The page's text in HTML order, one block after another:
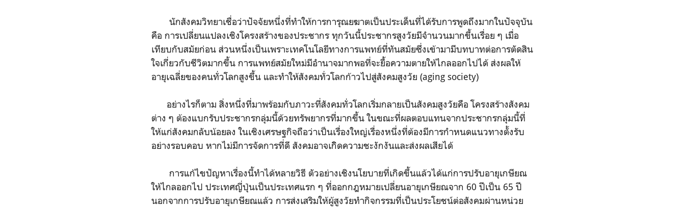
นักสังคมวิทยาเชื่อว่าปัจจัยหนึ่งที่ทำให้การการุณยฆาตเป็นประเด็นที่ได้รับการพูดถึงมากในปัจจุบัน
คือ การเปลี่ยนแปลงเชิงโครงสร้างของประชากร ทุกวันนี้ประชากรสูงวัยมีจำนวนมากขึ้นเรื่อย ๆ เมื่อ
เทียบกับสมัยก่อน ส่วนหนึ่งเป็นเพราะเทคโนโลยีทางการแพทย์ที่ทันสมัยซึ่งเข้ามามีบทบาทต่อการตัดสิน
ใจเกี่ยวกับชีวิตมากขึ้น การแพทย์สมัยใหม่มีอำนาจมากพอที่จะยื้อความตายให้ไกลออกไปได้ ส่งผลให้
อายุเฉลี่ยของคนทั่วโลกสูงขึ้น และทำให้สังคมทั่วโลกก้าวไปสู่สังคมสูงวัย (aging society)
อย่างไรก็ตาม สิ่งหนึ่งที่มาพร้อมกับภาวะที่สังคมทั่วโลกเริ่มกลายเป็นสังคมสูงวัยคือ โครงสร้างสังคม
ต่าง ๆ ต้องแบกรับประชากรกลุ่มนี้ด้วยทรัพยากรที่มากขึ้น ในขณะที่ผลตอบแทนจากประชากรกลุ่มนี้ที่
ให้แก่สังคมกลับน้อยลง ในเชิงเศรษฐกิจถือว่าเป็นเรื่องใหญ่เรื่องหนึ่งที่ต้องมีการกำหนดแนวทางตั้งรับ
อย่างรอบคอบ หากไม่มีการจัดการที่ดี สังคมอาจเกิิดความชะงักงันและส่งผลเสียได้
การแก้ไขปัญหาเรื่องนี้ทำได้หลายวิธี ตัวอย่างเชิงนโยบายที่เกิดขึ้นแล้วได้แก่การปรับอายุเกษียณ
ให้ไกลออกไป ประเทศญี่ปุ่นเป็นประเทศแรก ๆ ที่ออกกฎหมายเปลี่ยนอายุเกษียณจาก 60 ปีเป็น 65 ปี
นอกจากการปรับอายุเกษียณแล้ว การส่งเสริมให้ผู้สูงวัยทำกิจกรรมที่เป็นประโยชน์ต่อสังคมผ่านหน่วย